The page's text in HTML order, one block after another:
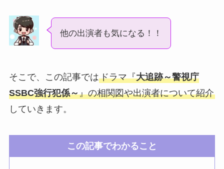
他の出演者も気になる！！
そこで、この記事ではドラマ『大追跡～警視庁
SSBC強行犯係～』の相関図や出演者について紹介
していきます。
この記事でわかること